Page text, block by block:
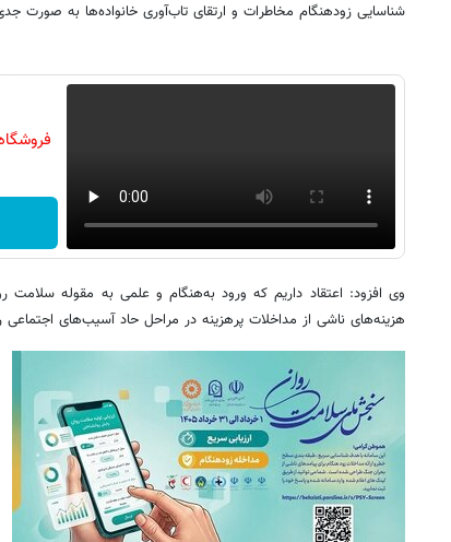
شناسایی زودهنگام مخاطرات و ارتقای تاب‌آوری خانواده‌ها به صورت
فروشگاه
وی افزود: اعتقاد داریم که ورود به‌هنگام و علمی به مقوله سلامت
هزینه‌های ناشی از مداخلات پرهزینه در مراحل حاد آسیب‌های اجتماعی